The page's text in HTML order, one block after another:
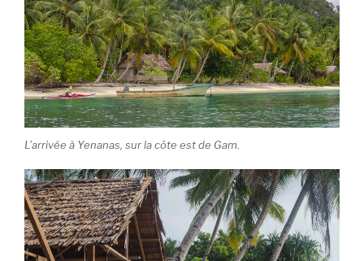
L’arrivée à Yenanas, sur la côte est de Gam.